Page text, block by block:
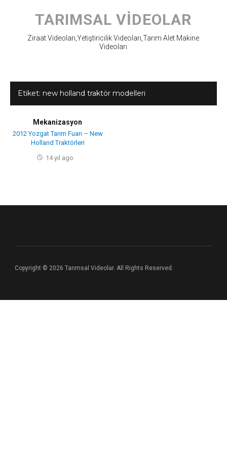
content
TARIMSAL VIDEOLAR
Ziraat Videoları,Yetiştiricilik Videoları,Tarım Alet Makine
Videoları
Etiket: new holland traktör modelleri
Mekanizasyon
2012 Yozgat Tarım Fuarı – New
Holland Traktörleri
14 yıl ago
Copyright © 2026 Tarımsal Videolar. All Rights Reserved.